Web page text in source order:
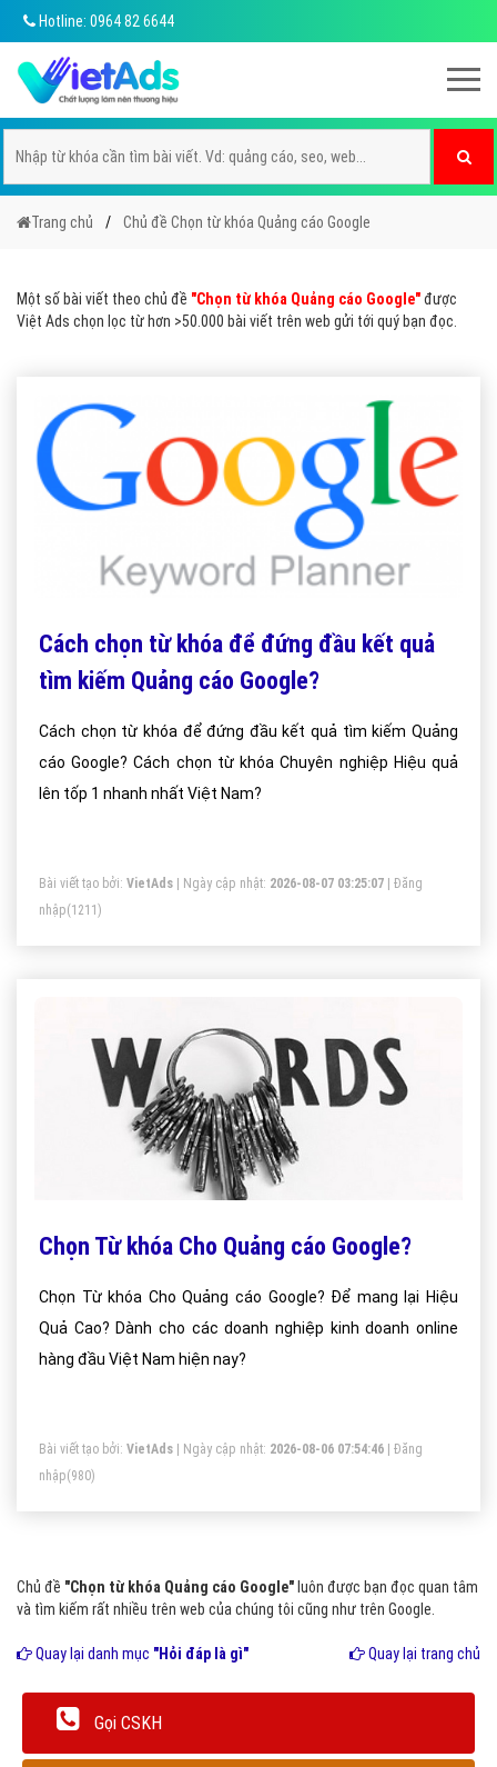
Hotline: 0964 82 6644
Trang chủ Chủ đề Chọn từ khóa Quảng cáo Google
Một số bài viết theo chủ đề "Chọn từ khóa Quảng cáo Google"được
Việt Ads chọn lọc từ hơn >50.000 bài viết trên web gửi tới quý bạn đọc.
Cách chọn từ khóa để đứng đầu kết quả
tìm kiếm Quảng cáo Google?
Cách chọn từ khóa để đứng đầu kết quả tìm kiếm Quảng
cáo Google? Cách chọn từ khóa Chuyên nghiệp Hiệu quả
lên tốp 1 nhanh nhất Việt Nam?
Bài viết tạo bởi: VietAds | Ngày cập nhật: 2026-08-07 03:25:07
Đăng
nhập(1211)
Chọn Từ khóa Cho Quảng cáo Google?
Chọn Từ khóa Cho Quảng cáo Google? Để mang lại Hiệu
Quả Cao? Dành cho các doanh nghiệp kinh doanh online
hàng đầu Việt Nam hiện nay?
Bài viết tạo bởi: VietAds | Ngày cập nhật: 2026-08-06 07:54:46
Đăng
nhập(980)
Chủ đề "Chọn từ khóa Quảng cáo Google" luôn được bạn đọc quan tâm
và tìm kiếm rất nhiều trên web của chúng tôi cũng như trên Google.
Quay lại danh mục "Hỏi đáp là gì" Quay lại trang chủ
Gọi CSKH